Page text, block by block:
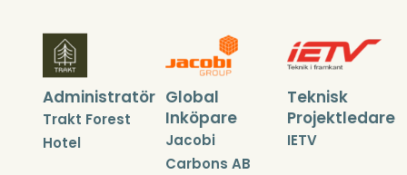
Administratör
Trakt Forest
Hotel
Global
Inköpare
Jacobi
Carbons AB
Teknisk
Projektledare
IETV